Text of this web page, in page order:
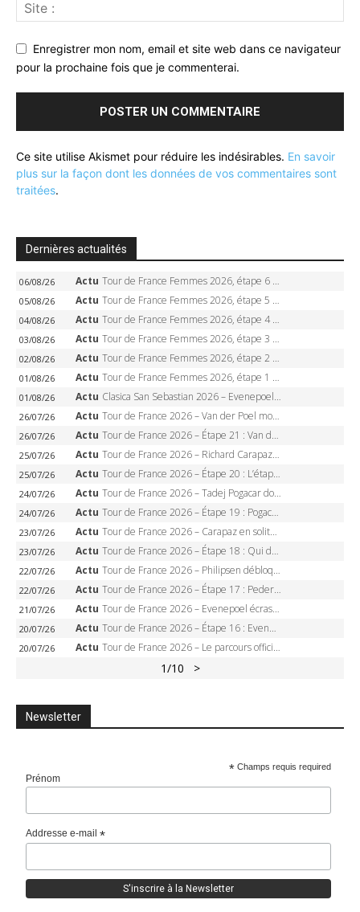
Enregistrer mon nom, email et site web dans ce navigateur
pour la prochaine fois que je commenterai.
Ce site utilise Akismet pour réduire les indésirables. En savoir
plus sur la façon dont les données de vos commentaires sont
traitées.
Dernières actualités
06/08/26 Actu Tour de France Femmes 2026, étape 6 – Kim Le Court-Pienaar gagne à Tournon, Reusser en jaune
05/08/26 Actu Tour de France Femmes 2026, étape 5 – Demi Vollering gagne à Belleville, Reusser en jaune, Ferrand-Prévot coule
04/08/26 Actu Tour de France Femmes 2026, étape 4 – Marlen Reusser écrase le chrono, Ferrand-Prévot en crise
03/08/26 Actu Tour de France Femmes 2026, étape 3 – Sigrid Haugset en solitaire, 88 km d’échappée, maillot jaune
02/08/26 Actu Tour de France Femmes 2026, étape 2 – Lorena Wiebes doublé à Genève, Markus héroïque, 7e record
01/08/26 Actu Tour de France Femmes 2026, étape 1 – Lorena Wiebes intouchable à Lausanne, premier maillot jaune
01/08/26 Actu Clasica San Sebastian 2026 – Evenepoel recordman, 4e victoire, Carapaz battu au sprint
26/07/26 Actu Tour de France 2026 – Van der Poel monumental à Paris, Pogacar égale le record des cinq sacres
26/07/26 Actu Tour de France 2026 – Étape 21 : Van der Poel, Pogacar, qui succédera à Wout van Aert sur les Champs-Elysées ?
25/07/26 Actu Tour de France 2026 – Richard Carapaz roi des Alpes, doublé et maillot à pois, Seixas perd le podium
25/07/26 Actu Tour de France 2026 – Étape 20 : L’étape reine, Galibier, Sarenne, Alpe d’Huez, qui succédera à Pogacar ?
24/07/26 Actu Tour de France 2026 – Tadej Pogacar dompte l’Alpe d’Huez, 5e victoire, record de Pantani pulvérisé
24/07/26 Actu Tour de France 2026 – Étape 19 : Pogacar peut-il enfin dompter l’Alpe d’Huez ?
23/07/26 Actu Tour de France 2026 – Carapaz en solitaire à Orcières-Merlette, Paret-Peintre à un point du maillot à pois
23/07/26 Actu Tour de France 2026 – Étape 18 : Qui domptera Orcières-Merlette, première marche vers l’Alpe d’Huez ?
22/07/26 Actu Tour de France 2026 – Philipsen débloque son compteur à Voiron, Pedersen en danger pour le maillot vert
22/07/26 Actu Tour de France 2026 – Étape 17 : Pedersen peut-il verrouiller le maillot vert à Voiron ?
21/07/26 Actu Tour de France 2026 – Evenepoel écrase le chrono d’Évian, Seixas 4e, Lipowitz abandonne
20/07/26 Actu Tour de France 2026 – Étape 16 : Evenepoel, Pogacar, Ganna… qui domptera le chrono d’Évian pour redessiner le podium ?
20/07/26 Actu Tour de France 2026 – Le parcours officiel complet : 21 étapes, profils, carte et dates
1/10 >
Newsletter
* Champs requis required
Prénom
Addresse e-mail*